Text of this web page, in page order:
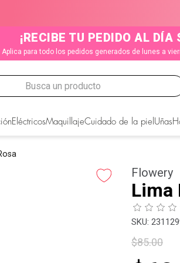
¡RECIBE TU PEDIDO AL DÍA
Aplica para todo los pedidos generados de lunes a
Busca un producto
EléctricosMaquillajeCuidado de la piel Uñas
Flowery
Lima
:
$85.00